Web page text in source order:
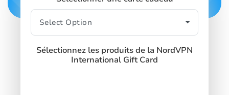
Sélectionnez les produits de la NordVPN
International Gift Card